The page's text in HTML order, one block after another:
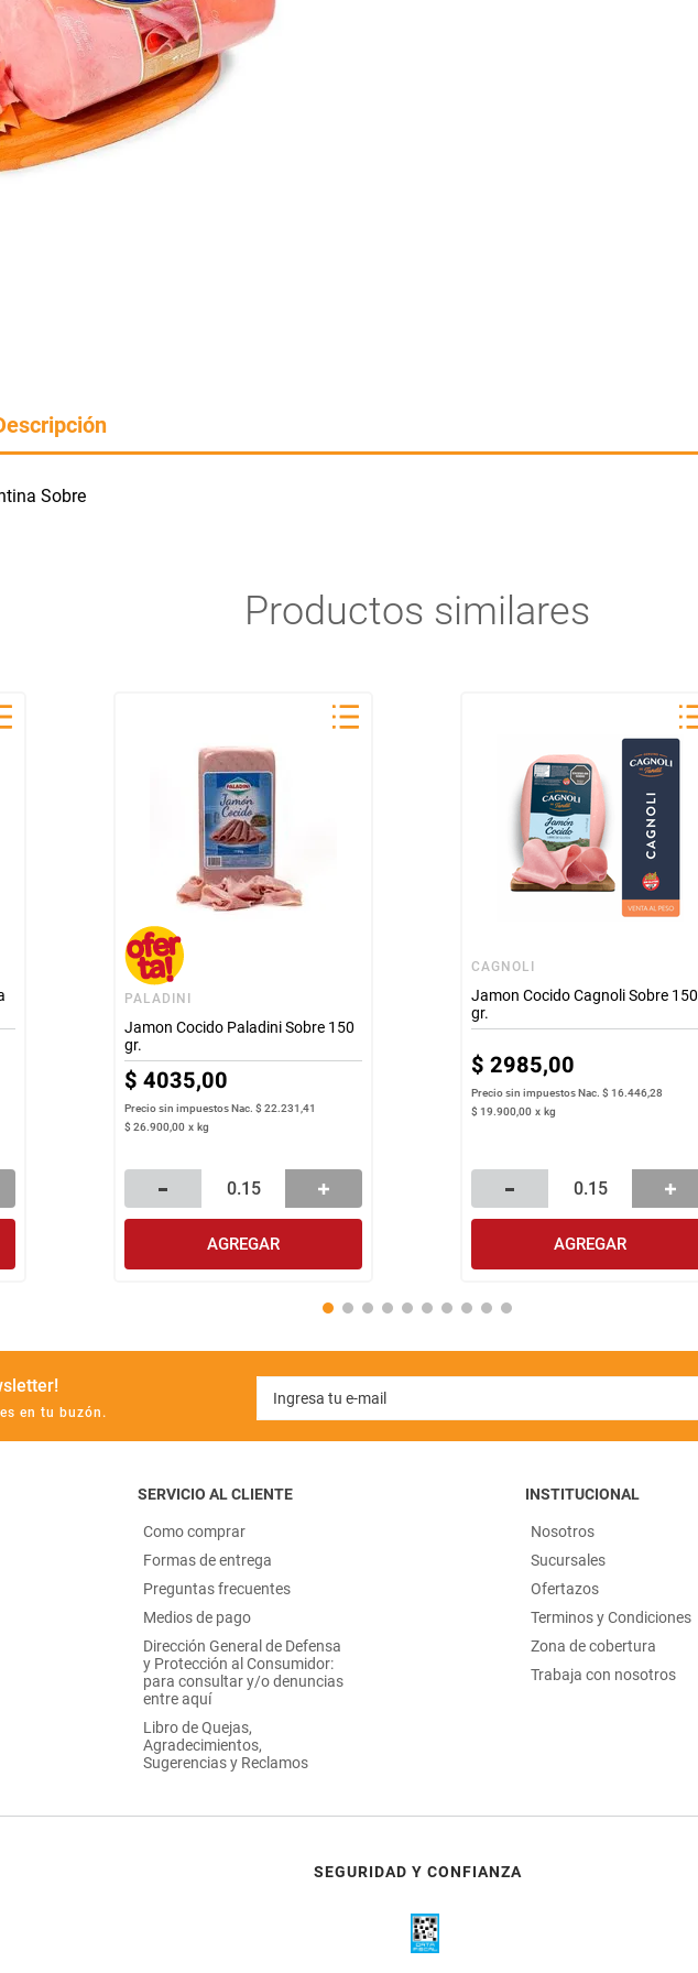
Sobre
Productos similares
PALADINI
Jamon Cocido Paladini Sobre 150
gr.
$ 4035,00
Precio sin impuestos Nac.$ 22.231,41
$ 26.900,00 x kg
AGREGAR
CAGNOLI
Jamon Cocido Cagnoli Sobre 150
gr.
$ 2985,00
Precio sin impuestos Nac.$ 16.446,28
$ 19.900,00 x kg
AGREGAR
en tu buzón.
SERVICIO AL CLIENTE
Como comprar
Formas de entrega
Preguntas frecuentes
Medios de pago
Dirección General de Defensa
y Protección al Consumidor:
para consultar y/o denuncias
entre aquí
Libro de Quejas,
Agradecimientos,
Sugerencias y Reclamos
INSTITUCIONAL
Nosotros
Sucursales
Ofertazos
Terminos y Condiciones
Zona de cobertura
Trabaja con nosotros
SEGURIDAD Y CONFIANZA
Manteca
Harina